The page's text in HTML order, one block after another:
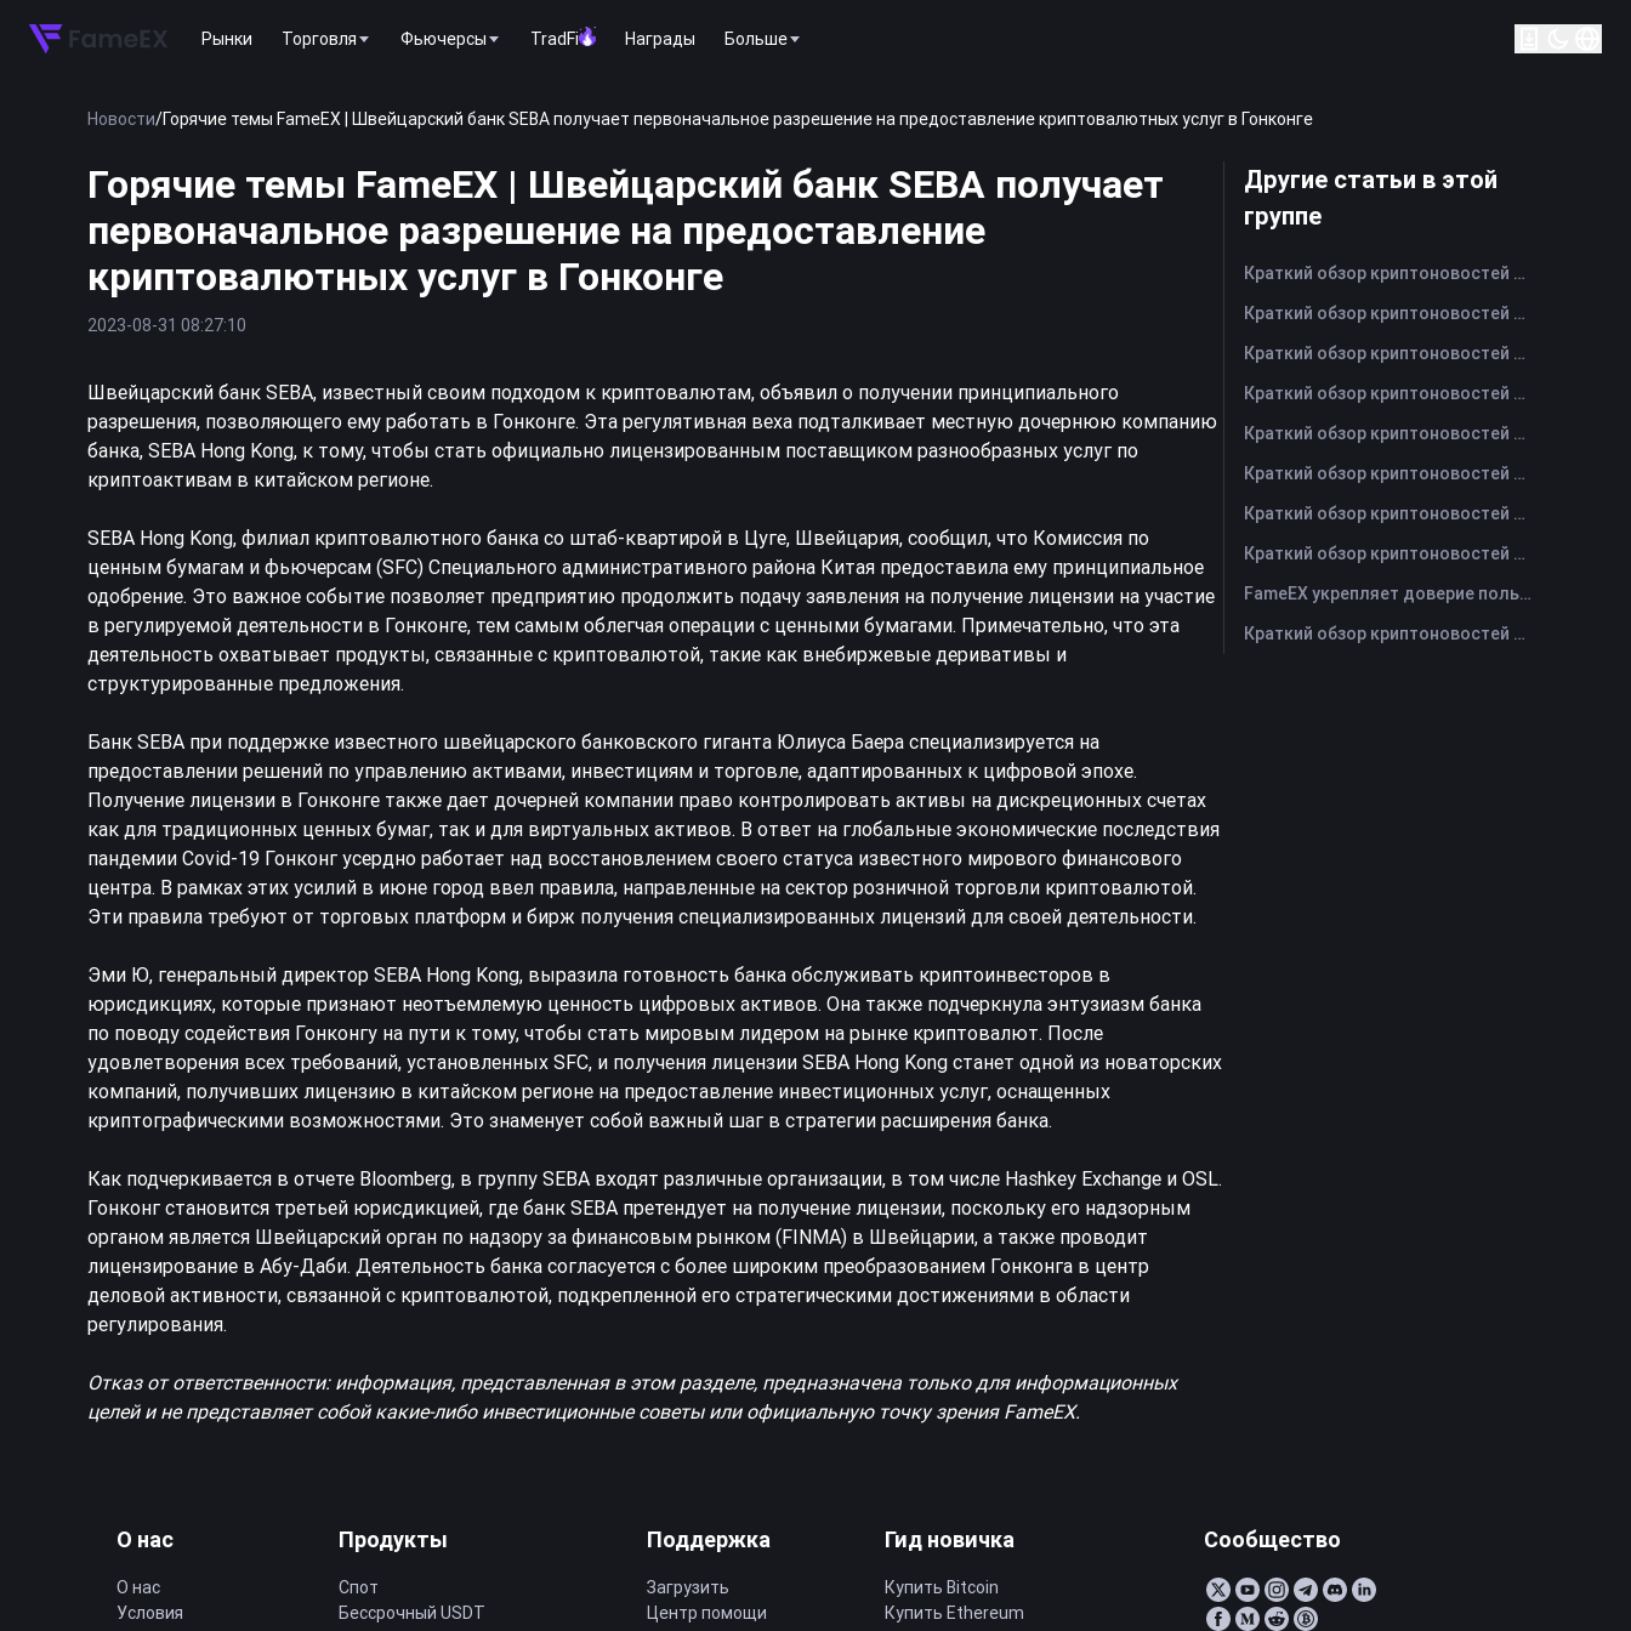
Рынки Торговля Фьючерсы TradFi Награды Больше
Новости/Горячие темы FameEX | Швейцарский банк SEBA получает первоначальное разрешение на предоставление криптовалютных услуг в Гонконге
Горячие темы FameEX | Швейцарский банк SEBA получает
первоначальное разрешение на предоставление
криптовалютных услуг в Гонконге
2023-08-31 08:27:10
Швейцарский банк SEBA, известный своим подходом к криптовалютам, объявил о получении принципиального
разрешения, позволяющего ему работать в Гонконге. Эта регулятивная веха подталкивает местную дочернюю компанию
банка, SEBA Hong Kong, к тому, чтобы стать официально лицензированным поставщиком разнообразных услуг по
криптоактивам в китайском регионе.
SEBA Hong Kong, филиал криптовалютного банка со штаб-квартирой в Цуге, Швейцария, сообщил, что Комиссия по
ценным бумагам и фьючерсам (SFC) Специального административного района Китая предоставила ему принципиальное
одобрение. Это важное событие позволяет предприятию продолжить подачу заявления на получение лицензии на участие
в регулируемой деятельности в Гонконге, тем самым облегчая операции с ценными бумагами. Примечательно, что эта
деятельность охватывает продукты, связанные с криптовалютой, такие как внебиржевые деривативы и
структурированные предложения.
Банк SEBA при поддержке известного швейцарского банковского гиганта Юлиуса Баера специализируется на
предоставлении решений по управлению активами, инвестициям и торговле, адаптированных к цифровой эпохе.
Получение лицензии в Гонконге также дает дочерней компании право контролировать активы на дискреционных счетах
как для традиционных ценных бумаг, так и для виртуальных активов. В ответ на глобальные экономические последствия
пандемии Covid-19 Гонконг усердно работает над восстановлением своего статуса известного мирового финансового
центра. В рамках этих усилий в июне город ввел правила, направленные на сектор розничной торговли криптовалютой.
Эти правила требуют от торговых платформ и бирж получения специализированных лицензий для своей деятельности.
Эми Ю, генеральный директор SEBA Hong Kong, выразила готовность банка обслуживать криптоинвесторов в
юрисдикциях, которые признают неотъемлемую ценность цифровых активов. Она также подчеркнула энтузиазм банка
по поводу содействия Гонконгу на пути к тому, чтобы стать мировым лидером на рынке криптовалют. После
удовлетворения всех требований, установленных SFC, и получения лицензии SEBA Hong Kong станет одной из новаторских
компаний, получивших лицензию в китайском регионе на предоставление инвестиционных услуг, оснащенных
криптографическими возможностями. Это знаменует собой важный шаг в стратегии расширения банка.
Как подчеркивается в отчете Bloomberg, в группу SEBA входят различные организации, в том числе Hashkey Exchange и OSL.
Гонконг становится третьей юрисдикцией, где банк SEBA претендует на получение лицензии, поскольку его надзорным
органом является Швейцарский орган по надзору за финансовым рынком (FINMA) в Швейцарии, а также проводит
лицензирование в Абу-Даби. Деятельность банка согласуется с более широким преобразованием Гонконга в центр
деловой активности, связанной с криптовалютой, подкрепленной его стратегическими достижениями в области
регулирования.
Отказ от ответственности: информация, представленная в этом разделе, предназначена только для информационных
целей и не представляет собой какие-либо инвестиционные советы или официальную точку зрения FameEX.
Другие статьи в этой
группе
Краткий обзор криптоновостей FameEX за сегодня | 7 августа 2026 г
Краткий обзор криптоновостей FameEX за сегодня | 6 августа 2026 г
Краткий обзор криптоновостей FameEX за сегодня | 5 августа 2026 г
Краткий обзор криптоновостей FameEX за сегодня | 4 августа 2026 г
Краткий обзор криптоновостей FameEX за сегодня | 3 августа 2026 г
Краткий обзор криптоновостей FameEX за сегодня | 31 июля 2026 г
Краткий обзор криптоновостей FameEX за сегодня | 30 июля 2026 г
Краткий обзор криптоновостей FameEX за сегодня | 29 июля 2026 г
FameEX укрепляет доверие пользователей благодаря восьми годам стабильной работы и глобальному росту
Краткий обзор криптоновостей FameEX за сегодня | 28 июля 2026 г
О нас
О нас
Условия
Продукты
Спот
Бессрочный USDT
Поддержка
Загрузить
Центр помощи
Гид новичка
Купить Bitcoin
Купить Ethereum
Сообщество